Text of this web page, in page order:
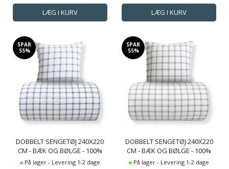
SPAR
55%
DOBBELT SENGETØJ 240X220
CM - BÆK OG BØLGE - 100%
BOMULDS KREP - BLÅ TERN
På lager - Levering 1-2 dage
SPAR
55%
DOBBELT SENGETØJ 240X220
CM - BÆK OG BØLGE - 100%
BOMULDS KREP - GRØNNE
På lager - Levering 1-2 dage